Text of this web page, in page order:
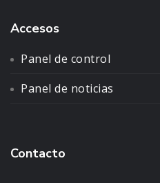
Accesos
Panel de control
Panel de noticias
Contacto